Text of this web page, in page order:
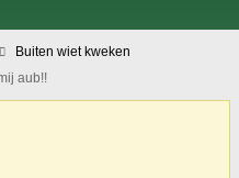
Buiten wiet kweken
aub!!